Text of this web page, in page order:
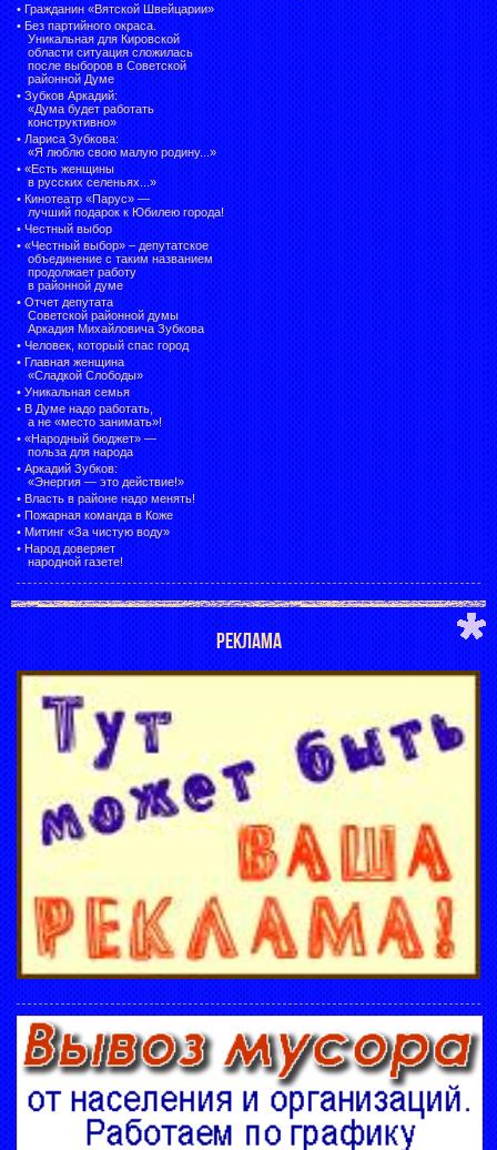
• Гражданин «Вятской Швейцарии»
• Без партийного окраса.
Уникальная для Кировской
области ситуация сложилась
после выборов в Советской
районной Думе
• Зубков Аркадий:
«Дума будет работать
конструктивно»
• Лариса Зубкова:
«Я люблю свою малую родину...»
• «Есть женщины
в русских селеньях...»
• Кинотеатр «Парус» —
лучший подарок к Юбилею города!
• Честный выбор
• «Честный выбор» – депутатское
объединение с таким названием
продолжает работу
в районной думе
• Отчет депутата
Советской районной думы
Аркадия Михайловича Зубкова
• Человек, который спас город
• Главная женщина
«Сладкой Слободы»
• Уникальная семья
• В Думе надо работать,
а не «место занимать»!
• «Народный бюджет» —
польза для народа
• Аркадий Зубков:
«Энергия — это действие!»
• Власть в районе надо менять!
• Пожарная команда в Коже
• Митинг «За чистую воду»
• Народ доверяет
народной газете!
РЕКЛАМА